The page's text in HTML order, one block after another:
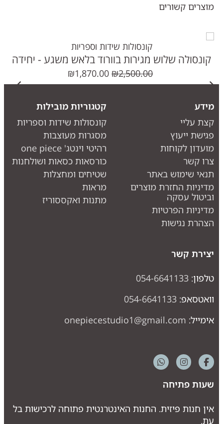
מוצרים קשורים
קונסולות שידות וספריות
קונסולה שלוש מגירות בוורוד בלאש משגע - יחידה
אחרונה, פגם קטן - מחיר מציאון -אזל
₪2,500.00
₪1,870.00
מידע
קצת עליי
פגישת ייעוץ
מועדון לקוחות
צרו קשר
תנאי שימוש באתר
מדיניות החזרת מוצרים
וביטול עסקה
מדיניות הפרטיות
הצהרת נגישות
קטגוריות מובילות
קונסולות שידות וספריות
מסגרות מעוצבות
רהיטי וינטג' one piece
כורסאות כסאות ושולחנות
שטיחים ומחצלות
מראות
מתנות ואקססוריז
יצירת קשר
טלפון: 054-6641133
וואטסאפ: 054-6641133
אימייל: onepiecestudio1@gmail.com
שעות פתיחה
אין חנות פיזית. החנות האינטרנטית פתוחה לרכישות בל
עת.